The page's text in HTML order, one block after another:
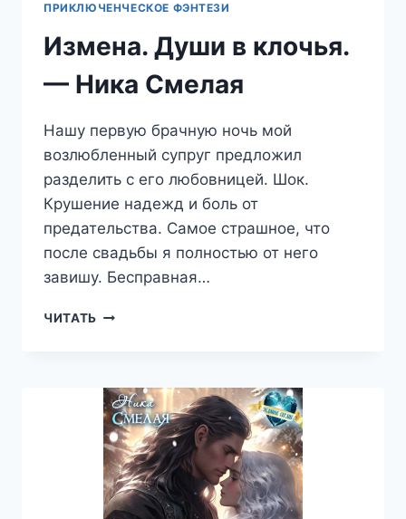
ПРИКЛЮЧЕНЧЕСКОЕ ФЭНТЕЗИ
Измена. Души в клочья.
— Ника Смелая
Нашу первую брачную ночь мой
возлюбленный супруг предложил
разделить с его любовницей. Шок.
Крушение надежд и боль от
предательства. Самое страшное, что
после свадьбы я полностью от него
завишу. Бесправная…
ЧИТАТЬ ИЗМЕНА.
—
НИКА
СМЕЛАЯ